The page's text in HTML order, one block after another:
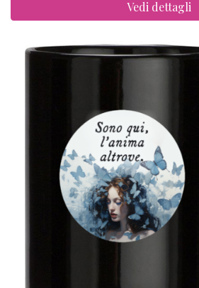
Vedi dettagli